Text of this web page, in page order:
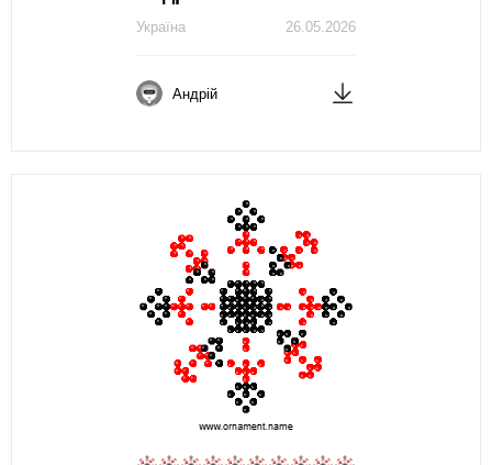
26.05.2026
Україна
Андрій